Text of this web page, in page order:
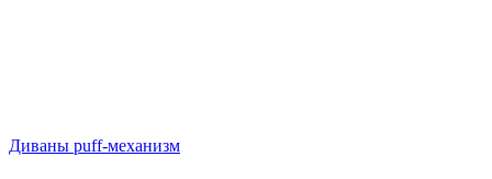
Диваны puff-механизм